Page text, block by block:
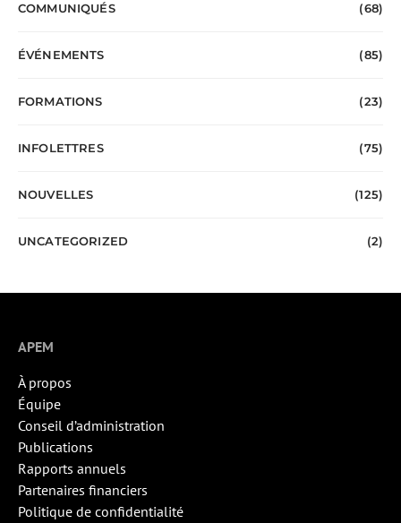
COMMUNIQUÉS (68)
ÉVÉNEMENTS (85)
FORMATIONS (23)
INFOLETTRES (75)
NOUVELLES (125)
UNCATEGORIZED (2)
APEM
À propos
Équipe
Conseil d’administration
Publications
Rapports annuels
Partenaires financiers
Politique de confidentialité